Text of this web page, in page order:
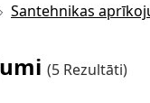
Santehnikas
(5 Rezultāti)